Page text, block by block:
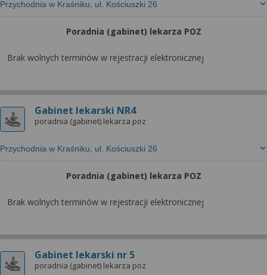
Przychodnia w Kraśniku, ul. Kościuszki 26
Poradnia (gabinet) lekarza POZ
Brak wolnych terminów w rejestracji elektronicznej
Gabinet lekarski NR4
poradnia (gabinet) lekarza poz
Przychodnia w Kraśniku, ul. Kościuszki 26
Poradnia (gabinet) lekarza POZ
Brak wolnych terminów w rejestracji elektronicznej
Gabinet lekarski nr 5
poradnia (gabinet) lekarza poz